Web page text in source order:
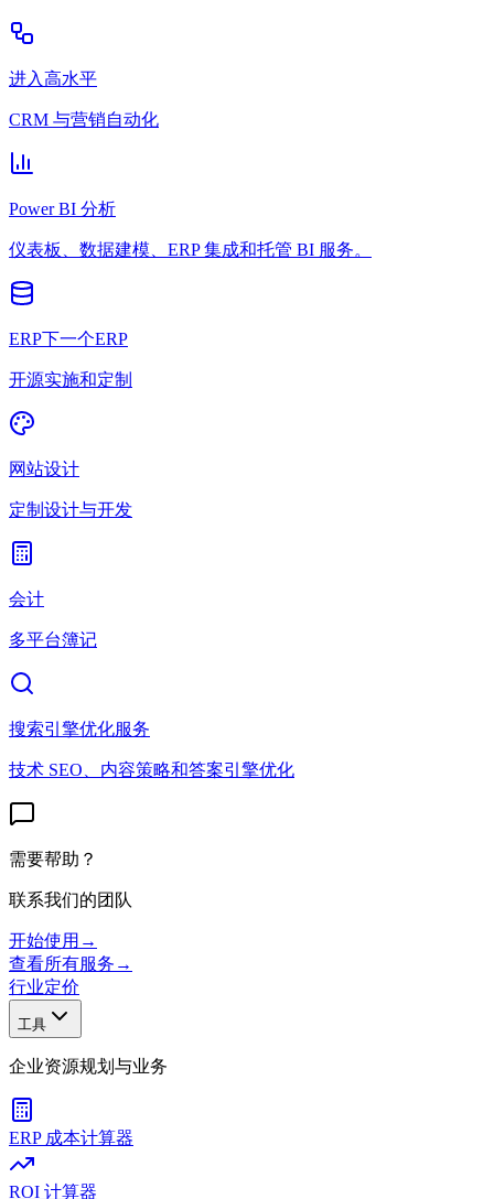
进入高水平
CRM 与营销自动化
Power BI 分析
仪表板、数据建模、ERP 集成和托管 BI 服务。
ERP下一个ERP
开源实施和定制
网站设计
定制设计与开发
会计
多平台簿记
搜索引擎优化服务
技术 SEO、内容策略和答案引擎优化
需要帮助？
联系我们的团队
开始使用 →
查看所有服务 →
行业定价
工具
企业资源规划与业务
ERP 成本计算器
ROI 计算器